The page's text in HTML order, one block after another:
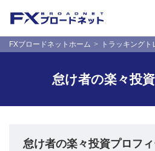
FXブロードネットホーム トラッキング
怠け者の楽々投
怠け者の楽々投資プロフ